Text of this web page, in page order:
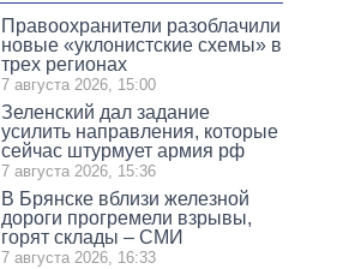
Правоохранители разоблачили
новые «уклонистские схемы» в
трех регионах
7 августа 2026, 15:00
Зеленский дал задание
усилить направления, которые
сейчас штурмует армия рф
7 августа 2026, 15:36
В Брянске вблизи железной
дороги прогремели взрывы,
горят склады – СМИ
7 августа 2026, 16:33